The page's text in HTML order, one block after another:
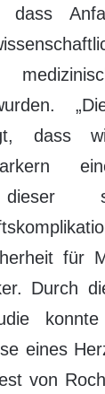
dass
dass
für
Durch
eines
von